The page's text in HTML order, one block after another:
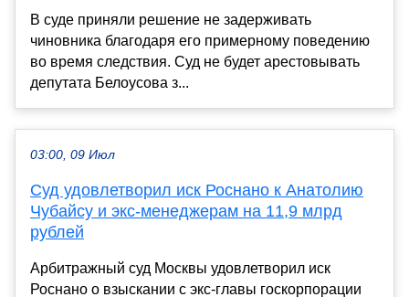
В суде приняли решение не задерживать
чиновника благодаря его примерному поведению
во время следствия. Суд не будет арестовывать
депутата Белоусова з...
03:00, 09 Июл
Суд удовлетворил иск Роснано к Анатолию
Чубайсу и экс-менеджерам на 11,9 млрд
рублей
Арбитражный суд Москвы удовлетворил иск
Роснано о взыскании с экс-главы госкорпорации